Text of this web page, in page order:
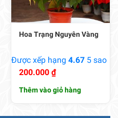
Hoa Trạng Nguyên Vàng
Được xếp hạng 4.67 5 sao
200.000 ₫
Thêm vào giỏ hàng